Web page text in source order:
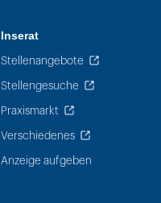
Inserat
Stellenangebote
Stellengesuche
Praxismarkt
Verschiedenes
Anzeige aufgeben